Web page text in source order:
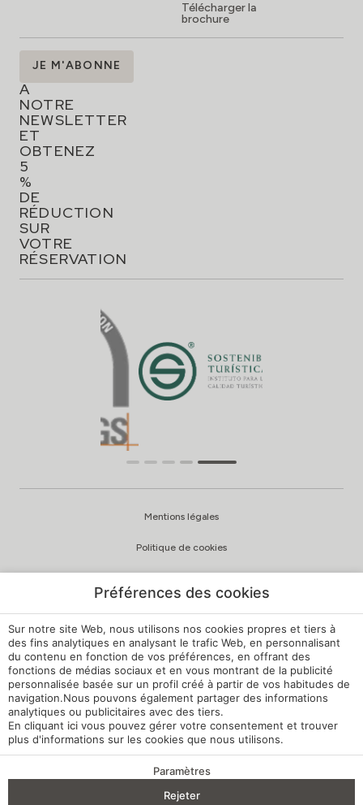
AVANTAGES DE LA RÉSERVATION
Télécharger la
brochure
ABONNEZ-
VOUS
À
NOTRE
NEWSLETTER
ET
OBTENEZ
5
%
DE
RÉDUCTION
SUR
VOTRE
RÉSERVATION
JE M'ABONNE
Mentions légales
Politique de cookies
Canal de signalement
Règlement intérieur
Paramètres des cookies
Ma réservation
Développé parmirai
Préférences des cookies
Sur notre site Web, nous utilisons nos cookies propres et tiers à
des fins analytiques en analysant le trafic Web, en personnalisant
du contenu en fonction de vos préférences, en offrant des
fonctions de médias sociaux et en vous montrant de la publicité
personnalisée basée sur un profil créé à partir de vos habitudes de
navigation.Nous pouvons également partager des informations
analytiques ou publicitaires avec des tiers.
En cliquant ici vous pouvez gérer votre consentement et trouver
plus d'informations sur les cookies que nous utilisons.
Paramètres
Rejeter